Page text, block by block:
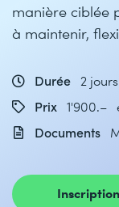
manière ciblée
à maintenir,
Durée
2 jours
Prix
1'900.–
Documents
Inscription